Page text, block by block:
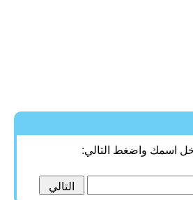
اسمك واضغط التالي: